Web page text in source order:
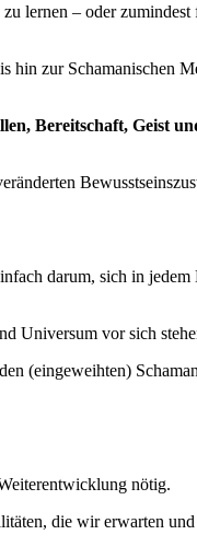
lernen – oder zumindest
zur Schamanischen
Bereitschaft, Geist
darum, sich in
Universum vor sich
(eingeweihten)
nötig.
die wir erwarten